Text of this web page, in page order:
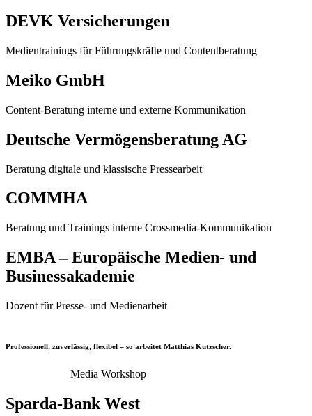
DEVK Versicherungen
Medientrainings für Führungskräfte und Contentberatung
Meiko GmbH
Content-Beratung interne und externe Kommunikation
Deutsche Vermögensberatung AG
Beratung digitale und klassische Pressearbeit
COMMHA
Beratung und Trainings interne Crossmedia-Kommunikation
EMBA – Europäische Medien- und
Businessakademie
Dozent für Presse- und Medienarbeit
Professionell, zuverlässig, flexibel – so arbeitet Matthias Kutzscher.
Media Workshop
Sparda-Bank West